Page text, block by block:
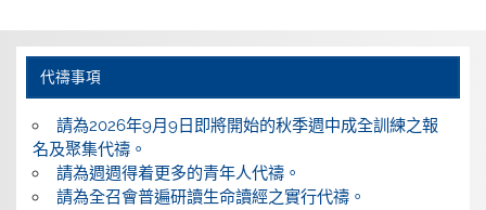
代禱事項
請為2026年9月9日即將開始的秋季週中成全訓練之報
名及聚集代禱。
請為週週得着更多的青年人代禱。
請為全召會普遍研讀生命讀經之實行代禱。